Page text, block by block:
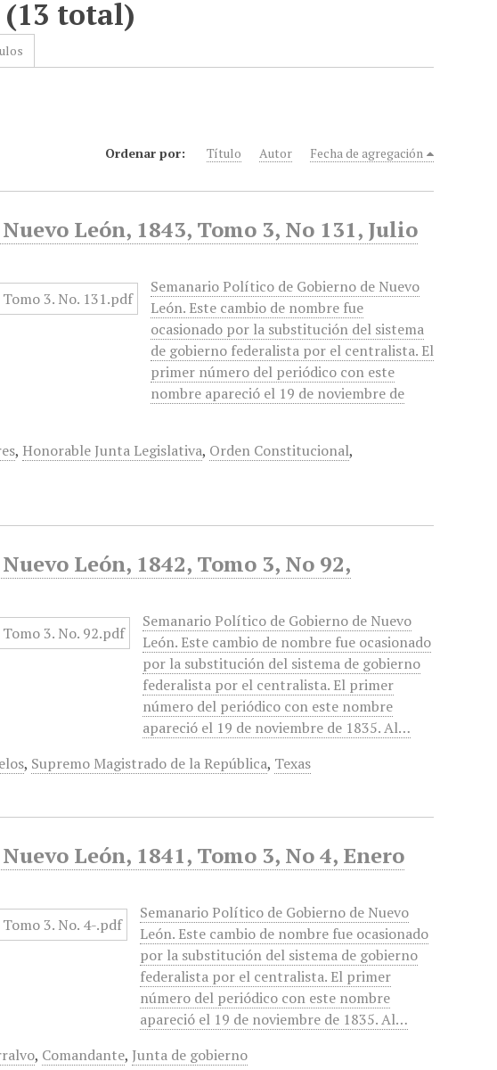
(13 total)
Ordenar por: Título Autor Fecha de agregación
León, 1843, Tomo 3, No 131, Julio
Semanario Político de Gobierno de Nuevo
León. Este cambio de nombre fue
ocasionado por la substitución del sistema
de gobierno federalista por el centralista. El
primer número del periódico con este
nombre apareció el 19 de noviembre de
, Honorable Junta Legislativa, Orden Constitucional,
León, 1842, Tomo 3, No 92,
Semanario Político de Gobierno de Nuevo
León. Este cambio de nombre fue ocasionado
por la substitución del sistema de gobierno
federalista por el centralista. El primer
número del periódico con este nombre
apareció el 19 de noviembre de 1835. Al…
, Supremo Magistrado de la República, Texas
León, 1841, Tomo 3, No 4, Enero
Semanario Político de Gobierno de Nuevo
León. Este cambio de nombre fue ocasionado
por la substitución del sistema de gobierno
federalista por el centralista. El primer
número del periódico con este nombre
apareció el 19 de noviembre de 1835. Al…
, Comandante, Junta de gobierno